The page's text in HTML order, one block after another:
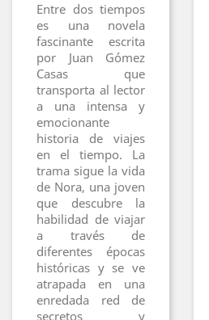
Entre dos tiempos
es una novela
fascinante escrita
por Juan Gómez
Casas que
transporta al lector
a una intensa y
emocionante
historia de viajes
en el tiempo. La
trama sigue la vida
de Nora, una joven
que descubre la
habilidad de viajar
a través de
diferentes épocas
históricas y se ve
atrapada en una
enredada red de
secretos y